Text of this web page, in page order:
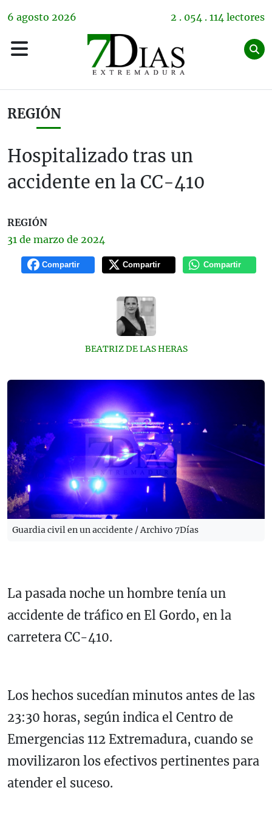
6 agosto 2026 2 . 054 . 114 lectores
REGIÓN
Hospitalizado tras un
accidente en la CC-410
REGIÓN
31 de marzo de 2024
Compartir Compartir Compartir
BEATRIZ DE LAS HERAS
Guardia civil en un accidente / Archivo 7Días
La pasada noche un hombre tenía un
accidente de tráfico en El Gordo, en la
carretera CC-410.
Los hechos sucedían minutos antes de las
23:30 horas, según indica el Centro de
Emergencias 112 Extremadura, cuando se
movilizaron los efectivos pertinentes para
atender el suceso.